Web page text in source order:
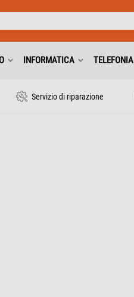
INFORMATICA TELEFONIA
Servizio di riparazione